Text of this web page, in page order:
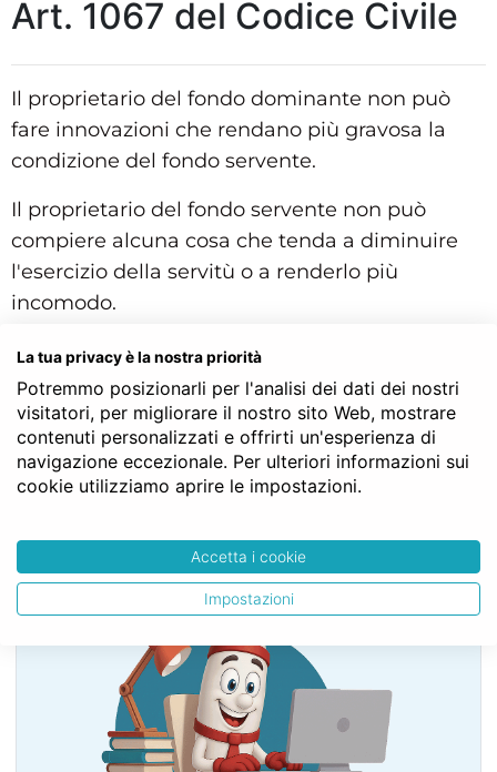
Art. 1067 del Codice Civile
Il proprietario del fondo dominante non può
fare innovazioni che rendano più gravosa la
condizione del fondo servente.
Il proprietario del fondo servente non può
compiere alcuna cosa che tenda a diminuire
l'esercizio della servitù o a renderlo più
incomodo.
Struttura gerarchica per l'articolo 1067 del Codice Civile:
Codice Civile
LIBRO TERZO - Della proprietà
TITOLO VI - Delle servitù prediali
Capo V - Dell’esercizio delle servitù
Art. 1067
SERVE LA CONSULENZA DEL NOTAIO?
La tua privacy è la nostra priorità
Potremmo posizionarli per l'analisi dei dati dei nostri
visitatori, per migliorare il nostro sito Web, mostrare
contenuti personalizzati e offrirti un'esperienza di
navigazione eccezionale. Per ulteriori informazioni sui
cookie utilizziamo aprire le impostazioni.
Accetta i cookie
Impostazioni